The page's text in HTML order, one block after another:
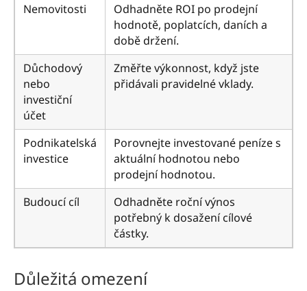
Nemovitosti
Odhadněte ROI po prodejní
hodnotě, poplatcích, daních a
době držení.
Důchodový
nebo
investiční
účet
Změřte výkonnost, když jste
přidávali pravidelné vklady.
Podnikatelská
investice
Porovnejte investované peníze s
aktuální hodnotou nebo
prodejní hodnotou.
Budoucí cíl
Odhadněte roční výnos
potřebný k dosažení cílové
částky.
Důležitá omezení